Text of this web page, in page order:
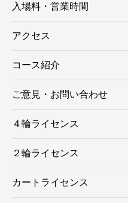
入場料・営業時間
アクセス
コース紹介
ご意見・お問い合わせ
４輪ライセンス
２輪ライセンス
カートライセンス